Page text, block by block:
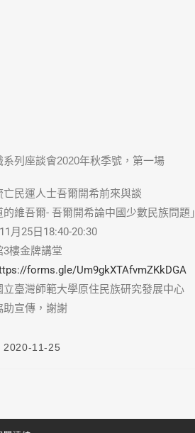
系列座談會2020年秋季號，第一場
民運人士吾爾開希前來與談
的維吾爾- 吾爾開希論中國少數民族問題」
月25日18:40-20:30
樓金牌講堂
forms.gle/Um9gkXTAfvmZKkDGA
立臺灣師範大學原住民族研究發展中心
助宣傳，謝謝
2020-11-25